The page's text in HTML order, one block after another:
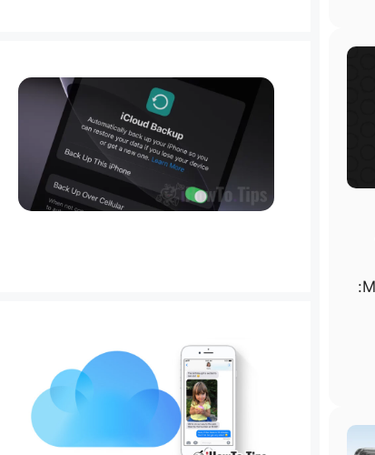
تقوم Apple بتغيير أسماء iOS و MacOS: